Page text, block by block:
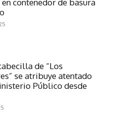
contenedor de basura
de “Los
se atribuye atentado
Público desde